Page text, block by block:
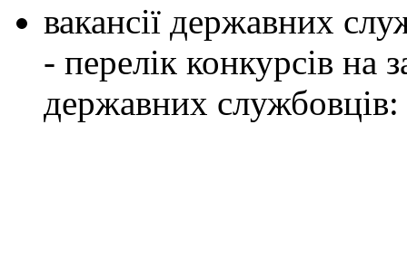
вакансії державних
- перелік конкурсів на
державних службовців: